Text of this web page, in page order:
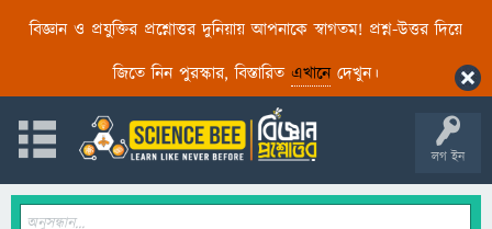
বিজ্ঞান ও প্রযুক্তির প্রশ্নোত্তর দুনিয়ায় আপনাকে স্বাগতম! প্রশ্ন-উত্তর দিয়ে
জিতে নিন পুরস্কার, বিস্তারিত এখানেদেখুন।
লগ ইন